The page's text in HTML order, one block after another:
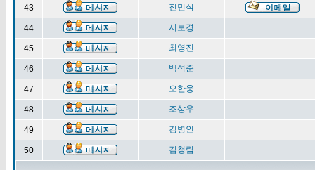
43 진민식
44 서보경
45 최영진
46 백석준
47 오한웅
48 조상우
49 김병인
50 김청림